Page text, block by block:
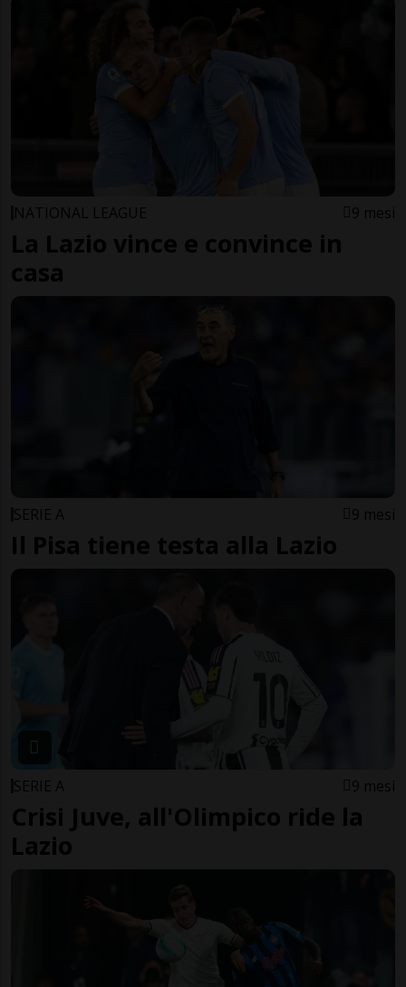
NATIONAL LEAGUE 9 mesi
La Lazio vince e convince in
casa
SERIE A 9 mesi
Il Pisa tiene testa alla Lazio
SERIE A 9 mesi
Crisi Juve, all'Olimpico ride la
Lazio